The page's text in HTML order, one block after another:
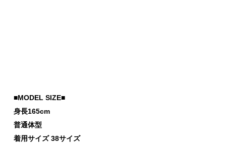
■MODEL SIZE■
身長165cm
普通体型
着用サイズ 38サイズ